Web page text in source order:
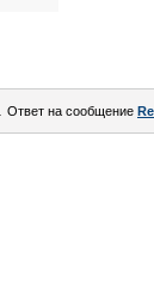
Ответ на сообщение